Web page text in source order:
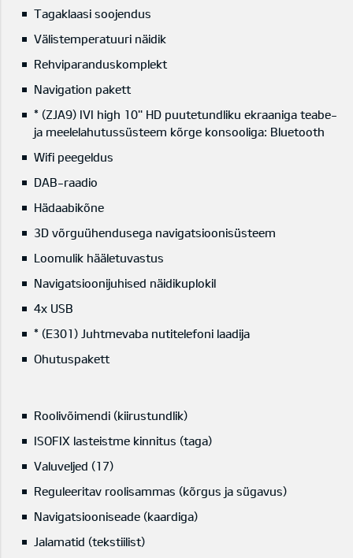
Tagaklaasi soojendus
Välistemperatuuri näidik
Rehviparanduskomplekt
Navigation pakett
* (ZJA9) IVI high 10'' HD puutetundliku ekraaniga teabe-
ja meelelahutussüsteem kõrge konsooliga: Bluetooth
Wifi peegeldus
DAB-raadio
Hädaabikõne
3D võrguühendusega navigatsioonisüsteem
Loomulik hääletuvastus
Navigatsioonijuhised näidikuplokil
4x USB
* (E301) Juhtmevaba nutitelefoni laadija
Ohutuspakett
Roolivõimendi (kiirustundlik)
ISOFIX lasteistme kinnitus (taga)
Valuveljed (17)
Reguleeritav roolisammas (kõrgus ja sügavus)
Navigatsiooniseade (kaardiga)
Jalamatid (tekstiilist)